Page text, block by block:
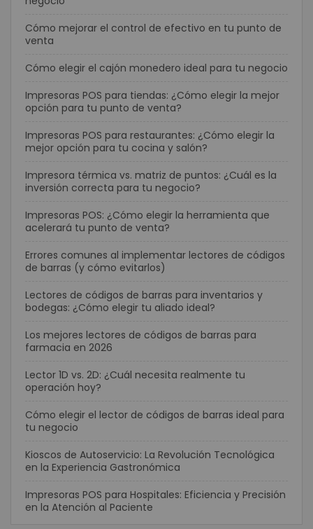
Cómo mejorar el control de efectivo en tu punto de
venta
Cómo elegir el cajón monedero ideal para tu negocio
Impresoras POS para tiendas: ¿Cómo elegir la mejor
opción para tu punto de venta?
Impresoras POS para restaurantes: ¿Cómo elegir la
mejor opción para tu cocina y salón?
Impresora térmica vs. matriz de puntos: ¿Cuál es la
inversión correcta para tu negocio?
Impresoras POS: ¿Cómo elegir la herramienta que
acelerará tu punto de venta?
Errores comunes al implementar lectores de códigos
de barras (y cómo evitarlos)
Lectores de códigos de barras para inventarios y
bodegas: ¿Cómo elegir tu aliado ideal?
Los mejores lectores de códigos de barras para
farmacia en 2026
Lector 1D vs. 2D: ¿Cuál necesita realmente tu
operación hoy?
Cómo elegir el lector de códigos de barras ideal para
tu negocio
Kioscos de Autoservicio: La Revolución Tecnológica
en la Experiencia Gastronómica
Impresoras POS para Hospitales: Eficiencia y Precisión
en la Atención al Paciente